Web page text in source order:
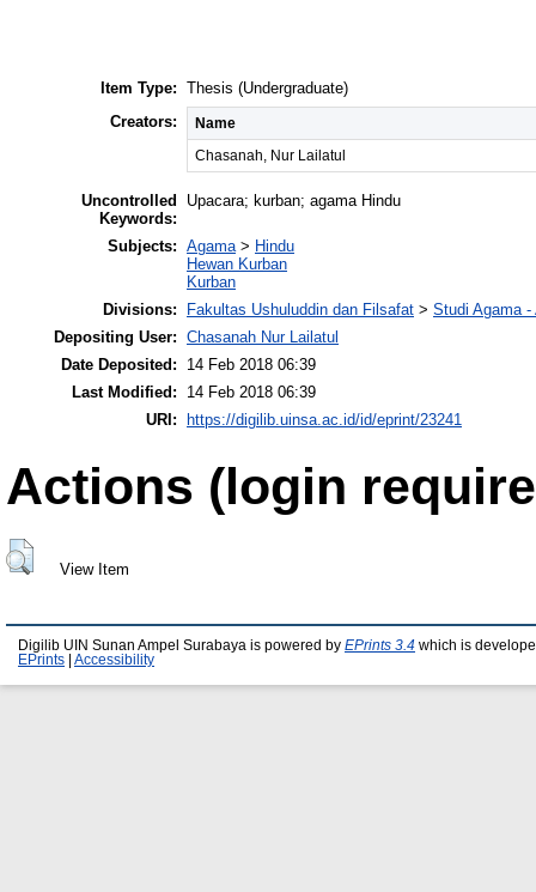
Item Type: Thesis (Undergraduate)
Creators:
Name
Chasanah, Nur Lailatul
Uncontrolled
Keywords:
Upacara; kurban; agama Hindu
Subjects: Agama> Hindu
Hewan Kurban
Kurban
Divisions:
Fakultas Ushuluddin dan Filsafat > Studi Agama -
Depositing User: Chasanah Nur Lailatul
Date Deposited:
14 Feb 2018 06:39
Last Modified:
14 Feb 2018 06:39
URI:
https://digilib.uinsa.ac.id/id/eprint/23241
Actions (login
View Item
Digilib UIN Sunan Ampel Surabaya is powered by EPrints 3.4 which is
EPrints
Accessibility